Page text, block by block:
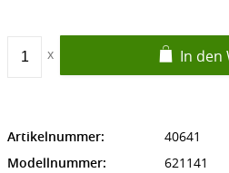
In den
Artikelnummer:
40641
Modellnummer:
621141